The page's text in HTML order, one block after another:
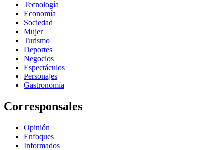
Tecnología
Economía
Sociedad
Mujer
Turismo
Deportes
Negocios
Espectáculos
Personajes
Gastronomía
Corresponsales
Opinión
Enfoques
Informados